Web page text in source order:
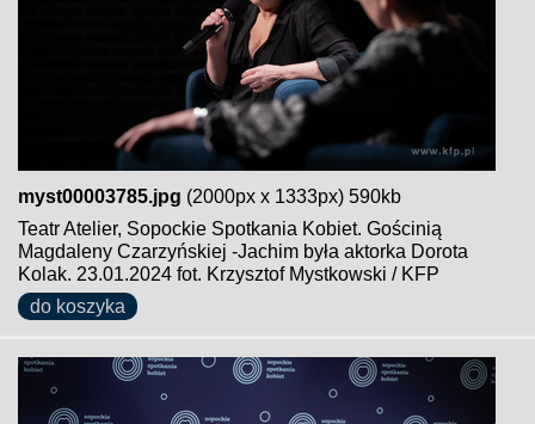
myst00003785.jpg (2000px x 1333px) 590kb
Teatr Atelier, Sopockie Spotkania Kobiet. Gościnią
Magdaleny Czarzyńskiej -Jachim była aktorka Dorota
Kolak. 23.01.2024 fot. Krzysztof Mystkowski / KFP
do koszyka